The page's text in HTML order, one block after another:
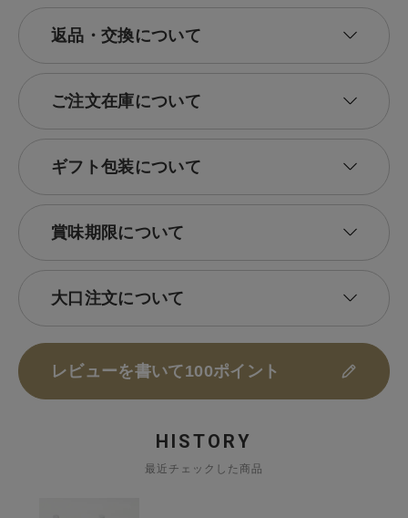
返品・交換について
ご注文在庫について
ギフト包装について
賞味期限について
大口注文について
レビューを書いて100ポイント
HISTORY
最近チェックした商品